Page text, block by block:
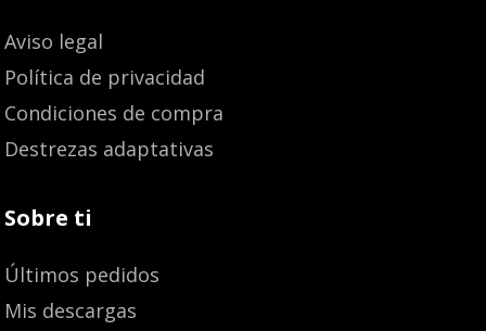
Aviso legal
Política de privacidad
Condiciones de compra
Destrezas adaptativas
Sobre ti
Últimos pedidos
Mis descargas